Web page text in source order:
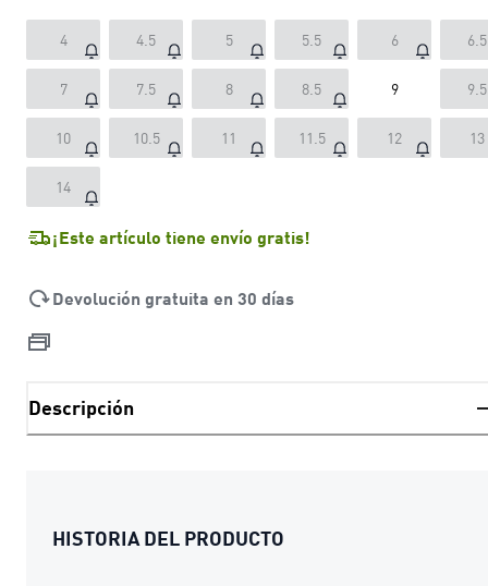
4 4.5 5 5.5 6 6.5
7 7.5 8 8.5 9 9.5
10 10.5 11 11.5 12 13
14
¡Este artículo tiene envío gratis!
Devolución gratuita en 30 días
Descripción
HISTORIA DEL PRODUCTO